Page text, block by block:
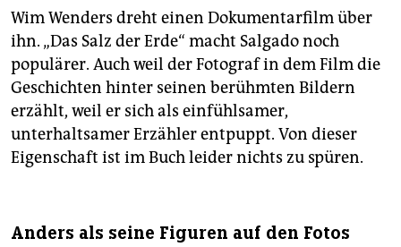
Wim Wenders dreht einen Dokumentarfilm über
ihn. „Das Salz der Erde“ macht Salgado noch
populärer. Auch weil der Fotograf in dem Film die
Geschichten hinter seinen berühmten Bildern
erzählt, weil er sich als einfühlsamer,
unterhaltsamer Erzähler entpuppt. Von dieser
Eigenschaft ist im Buch leider nichts zu spüren.
Anders als seine Figuren auf den Fotos